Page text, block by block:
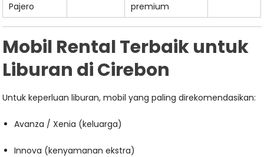
Pajero
premium
Mobil Rental Terbaik untuk
Liburan di Cirebon
Untuk keperluan liburan, mobil yang paling direkomendasikan:
Avanza / Xenia (keluarga)
Innova (kenyamanan ekstra)